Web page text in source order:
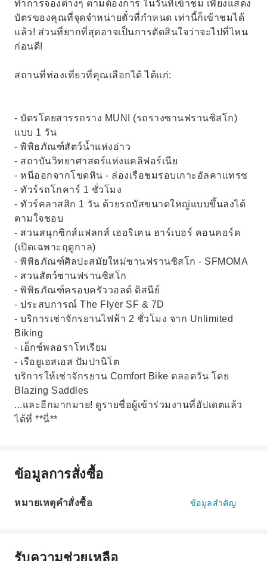
ทำการจองต่างๆ ตามต้องการ ในวันที่เข้าชม เพียงแสดง
บัตรของคุณที่จุดจำหน่ายตั๋วที่กำหนด เท่านี้ก็เข้าชมได้
แล้ว! ส่วนที่ยากที่สุดอาจเป็นการตัดสินใจว่าจะไปที่ไหน
ก่อนดี!
สถานที่ท่องเที่ยวที่คุณเลือกได้ ได้แก่:
- บัตรโดยสารรถราง MUNI (รถรางซานฟรานซิสโก)
แบบ 1 วัน
- พิพิธภัณฑ์สัตว์น้ำแห่งอ่าว
- สถาบันวิทยาศาสตร์แห่งแคลิฟอร์เนีย
- หนีออกจากโขดหิน - ล่องเรือชมรอบเกาะอัลคาแทรซ
- ทัวร์รถโกคาร์ 1 ชั่วโมง
- ทัวร์คลาสสิก 1 วัน ด้วยรถบัสขนาดใหญ่แบบขึ้นลงได้
ตามใจชอบ
- สวนสนุกซิกส์แฟลกส์ เฮอริเคน ฮาร์เบอร์ คอนคอร์ด
(เปิดเฉพาะฤดูกาล)
- พิพิธภัณฑ์ศิลปะสมัยใหม่ซานฟรานซิสโก - SFMOMA
- สวนสัตว์ซานฟรานซิสโก
- พิพิธภัณฑ์ครอบครัววอลต์ ดิสนีย์
- ประสบการณ์ The Flyer SF & 7D
- บริการเช่าจักรยานไฟฟ้า 2 ชั่วโมง จาก Unlimited
Biking
- เอ็กซ์พลอราโทเรียม
- เรือยูเอสเอส ปัมปานิโต
บริการให้เช่าจักรยาน Comfort Bike ตลอดวัน โดย
Blazing Saddles
...และอีกมากมาย! ดูรายชื่อผู้เข้าร่วมงานที่อัปเดตแล้ว
ได้ที่ **นี่**
ข้อมูลการสั่งซื้อ
หมายเหตุคำสั่งซื้อ ข้อมูลสำคัญ
รับความช่วยเหลือ